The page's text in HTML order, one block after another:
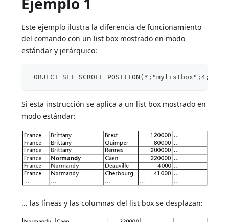
Este ejemplo ilustra la diferencia de funcionamiento
del comando con un list box mostrado en modo
estándar y jerárquico:
OBJECT SET SCROLL
Si esta instrucción se aplica a un list box mostrado en
modo estándar:
... las líneas y las columnas del list box se desplazan: